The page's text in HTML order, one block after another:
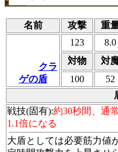
名前 攻撃 重
クラ
ゲの盾
123 8.0
対物
対
100
52
戦技(固有):約30秒間、通
1.1倍になる
大盾としては必要筋力値